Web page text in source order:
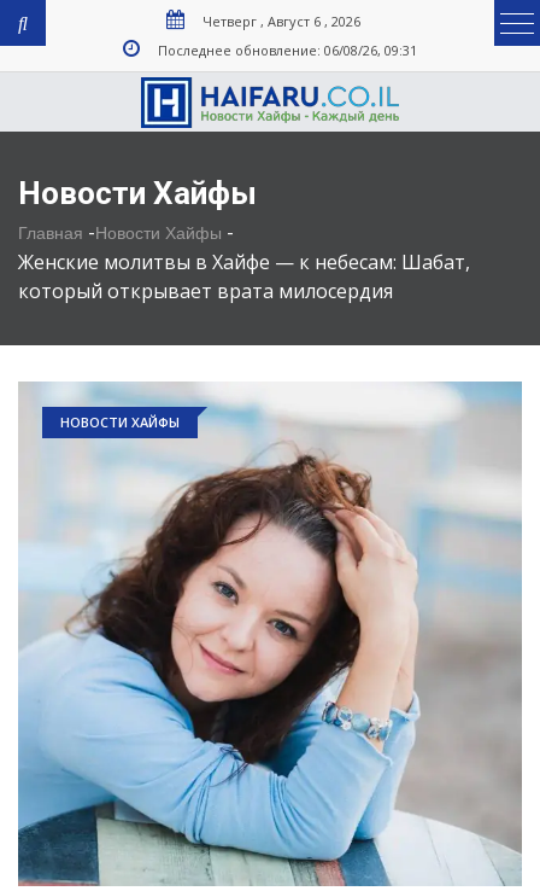
Четверг , Август 6 , 2026
Последнее обновление: 06/08/26, 09:31
Новости Хайфы
Главная -Новости Хайфы -
Женские молитвы в Хайфе — к небесам: Шабат,
который открывает врата милосердия
НОВОСТИ ХАЙФЫ